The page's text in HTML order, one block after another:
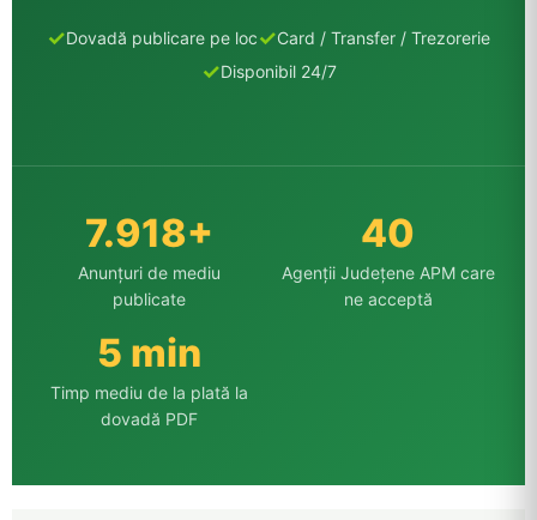
Dovadă publicare pe loc
Card / Transfer / Trezorerie
Disponibil 24/7
7.918+
Anunțuri de mediu
publicate
40
Agenții Județene APM care
ne acceptă
5 min
Timp mediu de la plată la
dovadă PDF